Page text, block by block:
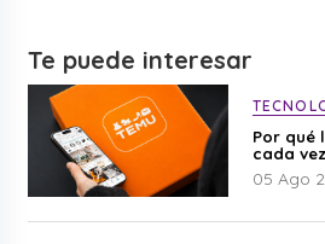
Te puede interesar
Por qué
cada
05 Ago